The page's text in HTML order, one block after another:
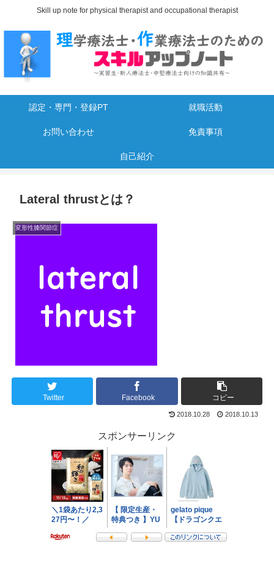
Skill up note for physical therapist and occupational therapist
認定・専門・登録PT 就職活動
お問い合わせ 免責事項
自己紹介
Lateral thrustとは？
変形性膝関節症
Twitter Facebook コピー
2018.10.28 2018.10.13
スポンサーリンク